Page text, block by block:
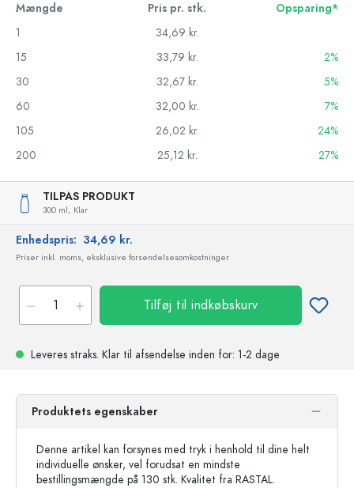
Mængde Pris pr. stk.
Opsparing*
1
34,69 kr.
15
33,79 kr.
2%
30
32,67 kr.
5%
60
32,00 kr.
7%
105
26,02 kr.
24%
200
25,12 kr. 27%
TILPAS PRODUKT
300 ml, Klar
Enhedspris: 34,69 kr.
Priser inkl. moms, eksklusive forsendelsesomkostninger
Tilføj til indkøbskurv
Leveres straks. Klar til afsendelse inden for: 1-2 dage
Produktets egenskaber
Denne artikel kan forsynes med tryk i henhold til dine helt
individuelle ønsker, vel forudsat en mindste
bestillingsmængde på 130 stk. Kvalitet fra RASTAL.